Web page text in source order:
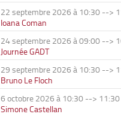
22 septembre 2026 à 10:30 -->
Ioana Coman
24 septembre 2026 à 09:00 -->
Journée GADT
29 septembre 2026 à 10:30 -->
Bruno Le Floch
6 octobre 2026 à 10:30 --> 11:30
Simone Castellan